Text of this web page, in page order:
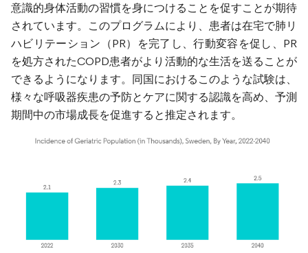
意識的身体活動の習慣を身につけることを促すことが期待
されています。このプログラムにより、患者は在宅で肺リ
ハビリテーション（PR）を完了し、行動変容を促し、PR
を処方されたCOPD患者がより活動的な生活を送ることが
できるようになります。同国におけるこのような試験は、
様々な呼吸器疾患の予防とケアに関する認識を高め、予測
期間中の市場成長を促進すると推定されます。